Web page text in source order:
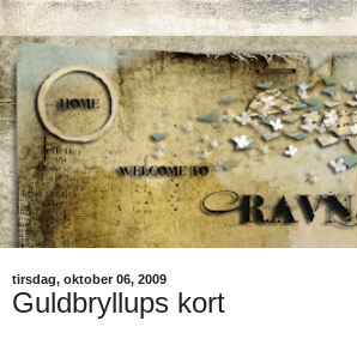
tirsdag, oktober 06, 2009
Guldbryllups kort